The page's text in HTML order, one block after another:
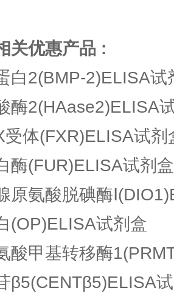
关优惠产品 :
白2(BMP-2)ELISA试
酶2(HAase2)ELISA
受体(FXR)ELISA试剂
酶(FUR)ELISA试剂盒
原氨酸脱碘酶
(OP)ELISA试剂盒
酸甲基转移酶
β5(CENTβ5)ELISA